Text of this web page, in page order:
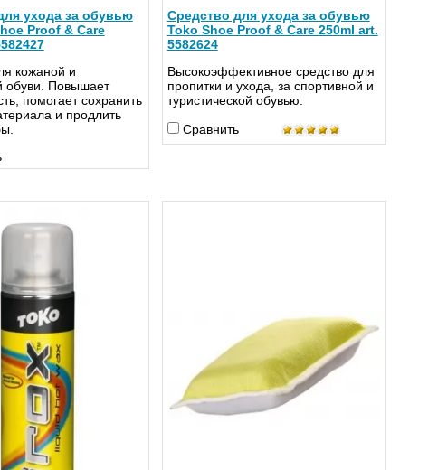
ухода за обувью
Proof & Care
кожаной и
обуви. Повышает
помогает сохранить
и продлить
Средство для ухода за обувью
Toko Shoe Proof & Care 250ml art.
5582624
Высокоэффективное средство для
пропитки и ухода, за спортивной и
туристической обувью.
Сравнить